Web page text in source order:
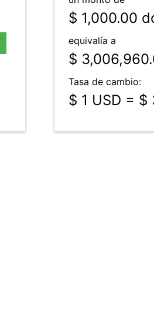
$ 1,000.00
equivalía a
$
Tasa de cambio:
$ 1 USD = $